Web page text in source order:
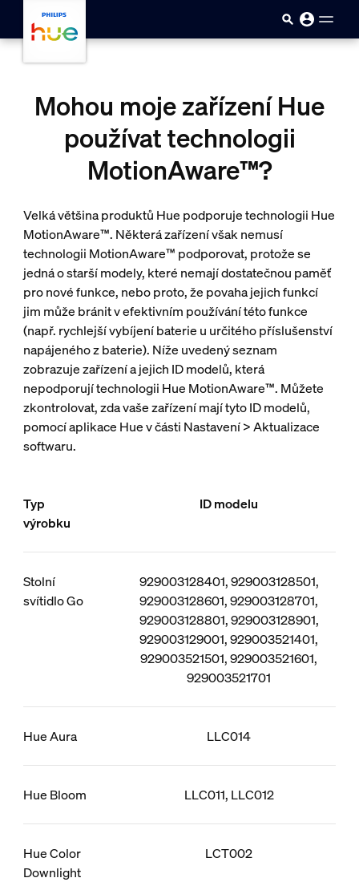
Přejít k hlavnímu obsahu
Mohou moje zařízení Hue
používat technologii
MotionAware™?
Velká většina produktů Hue podporuje technologii Hue
MotionAware™. Některá zařízení však nemusí
technologii MotionAware™ podporovat, protože se
jedná o starší modely, které nemají dostatečnou paměť
pro nové funkce, nebo proto, že povaha jejich funkcí
jim může bránit v efektivním používání této funkce
(např. rychlejší vybíjení baterie u určitého příslušenství
napájeného z baterie). Níže uvedený seznam
zobrazuje zařízení a jejich ID modelů, která
nepodporují technologii Hue MotionAware™. Můžete
zkontrolovat, zda vaše zařízení mají tyto ID modelů,
pomocí aplikace Hue v části Nastavení > Aktualizace
softwaru.
Typ
výrobku
ID modelu
Stolní
svítidlo Go
929003128401, 929003128501,
929003128601, 929003128701,
929003128801, 929003128901,
929003129001, 929003521401,
929003521501, 929003521601,
929003521701
Hue Aura LLC014
Hue Bloom LLC011, LLC012
Hue Color
Downlight
LCT002